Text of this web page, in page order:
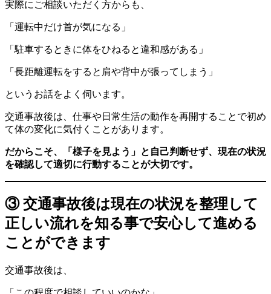
実際にご相談いただく方からも、
「運転中だけ首が気になる」
「駐車するときに体をひねると違和感がある」
「長距離運転をすると肩や背中が張ってしまう」
というお話をよく伺います。
交通事故後は、仕事や日常生活の動作を再開することで初め
て体の変化に気付くことがあります。
だからこそ、「様子を見よう」と自己判断せず、現在の状況
を確認して適切に行動することが大切です。
③ 交通事故後は現在の状況を整理して
正しい流れを知る事で安心して進める
ことができます
交通事故後は、